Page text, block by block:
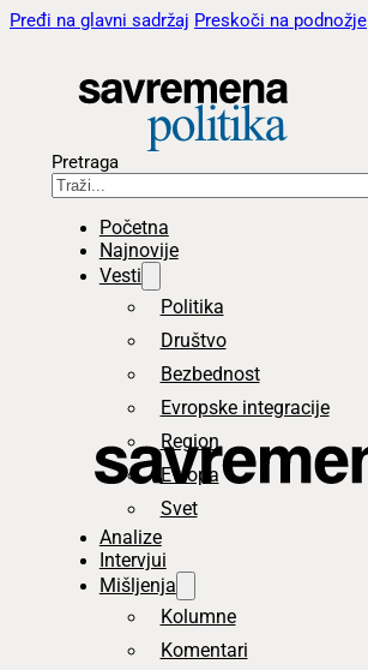
Pređi na glavni sadržaj Preskoči na podnožje
Pretraga
Početna
Najnovije
Vesti
Politika
Društvo
Bezbednost
Evropske integracije
Region
Evropa
Svet
Analize
Intervjui
Mišljenja
Kolumne
Komentari